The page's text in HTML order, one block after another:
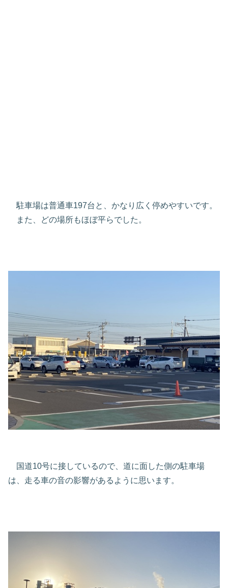
駐車場は普通車197台と、かなり広く停めやすいです。
また、どの場所もほぼ平らでした。
国道10号に接しているので、道に面した側の駐車場
は、走る車の音の影響があるように思います。